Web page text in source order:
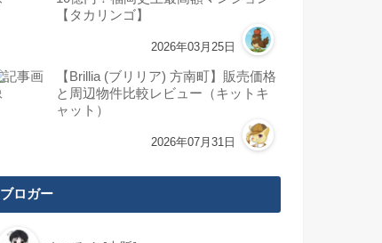
【タカリンゴ】
2026年03月25日
【Brillia (ブリリア) 方南町】販売価格
と周辺物件比較レビュー（キットキ
ャット）
2026年07月31日
ブロガー